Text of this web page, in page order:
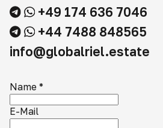
+49 174 636 7046
+44 7488 848565
info@globalriel.estate
Name *
E-Mail